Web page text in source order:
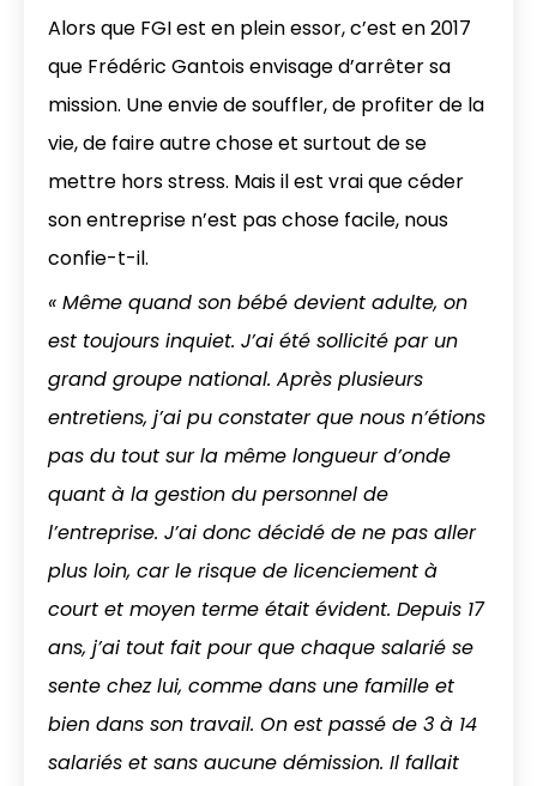
Alors que FGI est en plein essor, c’est en 2017
que Frédéric Gantois envisage d’arrêter sa
mission. Une envie de souffler, de profiter de la
vie, de faire autre chose et surtout de se
mettre hors stress. Mais il est vrai que céder
son entreprise n’est pas chose facile, nous
confie-t-il.
« Même quand son bébé devient adulte, on
est toujours inquiet. J’ai été sollicité par un
grand groupe national. Après plusieurs
entretiens, j’ai pu constater que nous n’étions
pas du tout sur la même longueur d’onde
quant à la gestion du personnel de
l’entreprise. J’ai donc décidé de ne pas aller
plus loin, car le risque de licenciement à
court et moyen terme était évident. Depuis 17
ans, j’ai tout fait pour que chaque salarié se
sente chez lui, comme dans une famille et
bien dans son travail. On est passé de 3 à 14
salariés et sans aucune démission. Il fallait